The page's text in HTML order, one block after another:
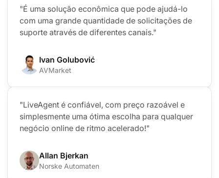
"É uma solução econômica que pode ajudá-lo
com uma grande quantidade de solicitações de
suporte através de diferentes canais."
Ivan Golubović
AVMarket
"LiveAgent é confiável, com preço razoável e
simplesmente uma ótima escolha para qualquer
negócio online de ritmo acelerado!"
Allan Bjerkan
Norske Automaten